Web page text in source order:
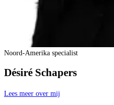
Noord-Amerika specialist
Désiré Schapers
Lees meer over mij